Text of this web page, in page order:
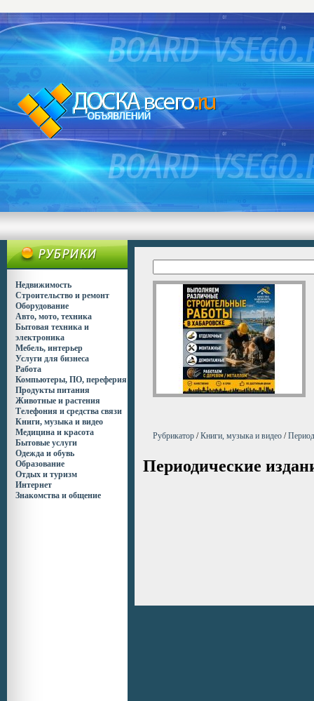
Недвижимость
Строительство и ремонт
Оборудование
Авто, мото, техника
Бытовая техника и
электроника
Мебель, интерьер
Услуги для бизнеса
Работа
Компьютеры, ПО, переферия
Продукты питания
Животные и растения
Телефония и средства связи
Книги, музыка и видео
Медицина и красота
Бытовые услуги
Одежда и обувь
Образование
Отдых и туризм
Интернет
Знакомства и общение
Рубрикатор /Книги, музыка и видео /
Периодические